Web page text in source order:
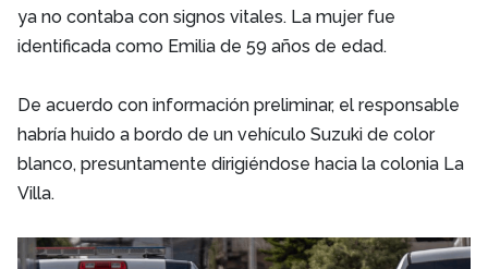
ya no contaba con signos vitales. La mujer fue
identificada como Emilia de 59 años de edad.
De acuerdo con información preliminar, el responsable
habría huido a bordo de un vehículo Suzuki de color
blanco, presuntamente dirigiéndose hacia la colonia La
Villa.